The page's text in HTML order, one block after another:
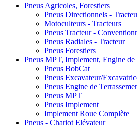
Pneus Agricoles, Forestiers
Pneus Directionnels -
Motoculteurs - Tracteurs
Pneus Tracteur -
Pneus Radiales - Tracteur
Pneus Forestiers
Pneus MPT, Implement, Engine de
Pneus BobCat
Pneus Excavateur/
Pneus Engine de
Pneus MPT
Pneus Implement
Implement Roue Complète
Pneus - Chariot Elévateur